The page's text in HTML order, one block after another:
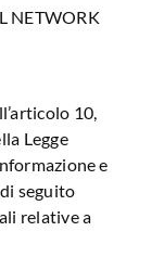
NETWORK
10,
Legge
e
seguito
relative a